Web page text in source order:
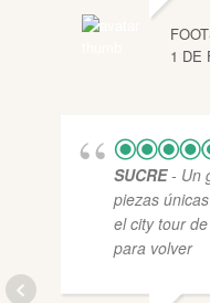
1 DE
SUCRE- Un
piezas
el city tour
para volver